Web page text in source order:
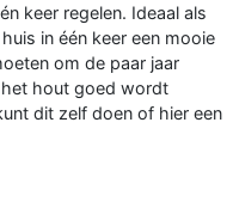
keer regelen. Ideaal als
in één keer een mooie
om de paar jaar
hout goed wordt
dit zelf doen of hier een